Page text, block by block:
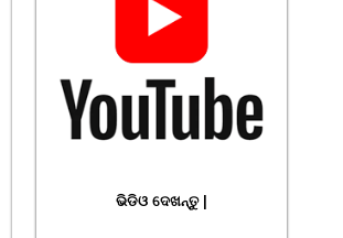
ଭିଡିଓ ଦେଖନ୍ତୁ |